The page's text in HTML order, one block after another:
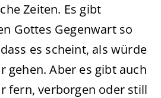
Zeiten. Es gibt
Gottes Gegenwart so
es scheint, als würde
gehen. Aber es gibt auch
fern, verborgen oder still